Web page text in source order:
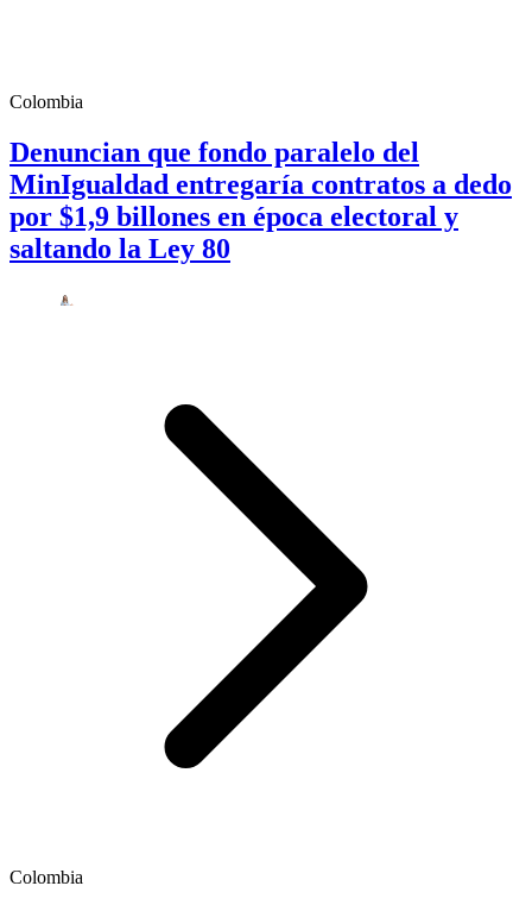
Colombia
Denuncian que fondo paralelo del
MinIgualdad entregaría contratos a dedo
por $1,9 billones en época electoral y
saltando la Ley 80
Colombia